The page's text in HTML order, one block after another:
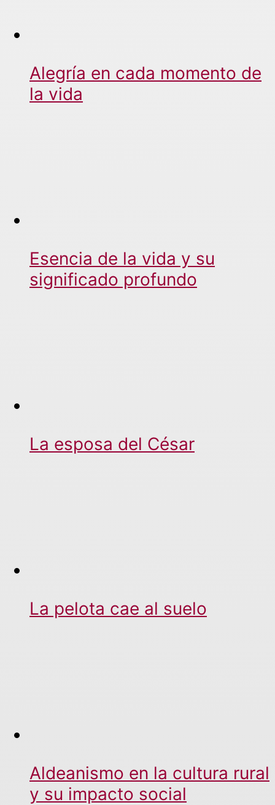
Alegría en cada momento de
la vida
Esencia de la vida y su
significado profundo
La esposa del César
La pelota cae al suelo
Aldeanismo en la cultura rural
y su impacto social